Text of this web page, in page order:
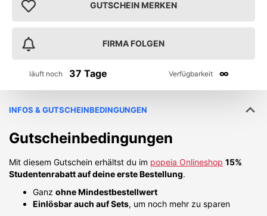
GUTSCHEIN MERKEN
FIRMA FOLGEN
läuft noch 37 Tage Verfügbarkeit ∞
INFOS & GUTSCHEINBEDINGUNGEN
Gutscheinbedingungen
Mit diesem Gutschein erhältst du im popeia Onlineshop 15%
Studentenrabatt auf deine erste Bestellung.
Ganz ohne Mindestbestellwert
Einlösbar auch auf Sets, um noch mehr zu sparen